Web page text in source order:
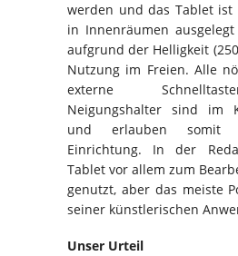
werden und das Tablet
in Innenräumen
aufgrund der Helligkeit
Nutzung im Freien. Alle
externe
Neigungshalter sind im
und erlauben somit
Einrichtung. In der
Tablet vor allem zum
genutzt, aber das meiste
seiner künstlerischen
Unser Urteil